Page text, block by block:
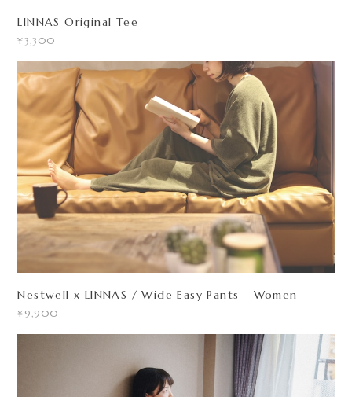
LINNAS Original Tee
¥3,300
Nestwell x LINNAS / Wide Easy Pants - Women
¥9,900